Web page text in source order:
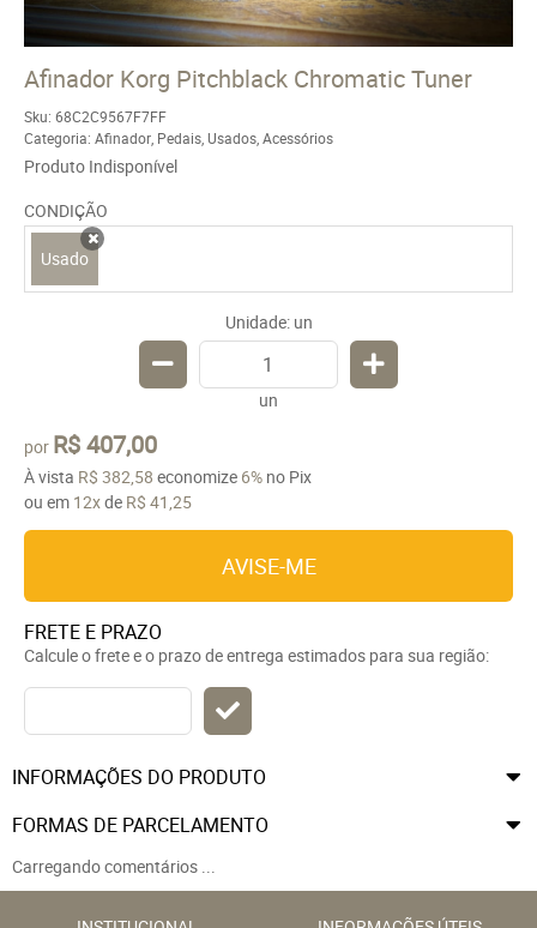
Afinador Korg Pitchblack Chromatic Tuner
Sku: 68C2C9567F7FF
Categoria: Afinador Pedais Usados Acessórios
Produto Indisponível
CONDIÇÃO
Usado
x
Unidade: un
un
por R$ 407,00
À vista R$ 382,58 economize 6% no Pix
ou em 12xde R$ 41,25
AVISE-ME
FRETE E PRAZO
Calcule o frete e o prazo de entrega estimados para sua região:
INFORMAÇÕES DO PRODUTO
FORMAS DE PARCELAMENTO
Carregando comentários ...